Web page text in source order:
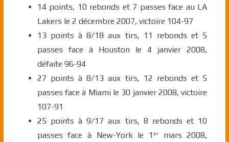
14 points, 10 rebonds et 7 passes face au LA
Lakers le 2 décembre 2007, victoire 104-97
13 points à 8/18 aux tirs, 11 rebonds et 5
passes face à Houston le 4 janvier 2008,
défaite 96-94
27 points à 8/13 aux tirs, 12 rebonds et 5
passes face à Miami le 30 janvier 2008, victoire
107-91
25 points à 9/17 aux tirs, 8 rebonds et 10
passes face à New-York le 1 ermars 2008,